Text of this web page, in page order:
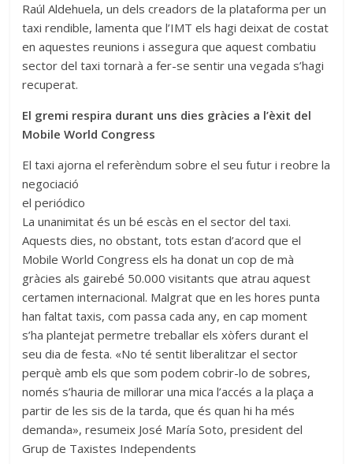
Raúl Aldehuela, un dels creadors de la plataforma per un
taxi rendible, lamenta que l’IMT els hagi deixat de costat
en aquestes reunions i assegura que aquest combatiu
sector del taxi tornarà a fer-se sentir una vegada s’hagi
recuperat.
El gremi respira durant uns dies gràcies a l’èxit del
Mobile World Congress
El taxi ajorna el referèndum sobre el seu futur i reobre la
negociació
el periódico
La unanimitat és un bé escàs en el sector del taxi.
Aquests dies, no obstant, tots estan d’acord que el
Mobile World Congress els ha donat un cop de mà
gràcies als gairebé 50.000 visitants que atrau aquest
certamen internacional. Malgrat que en les hores punta
han faltat taxis, com passa cada any, en cap moment
s’ha plantejat permetre treballar els xòfers durant el
seu dia de festa. «No té sentit liberalitzar el sector
perquè amb els que som podem cobrir-lo de sobres,
només s’hauria de millorar una mica l’accés a la plaça a
partir de les sis de la tarda, que és quan hi ha més
demanda», resumeix José María Soto, president del
Grup de Taxistes Independents